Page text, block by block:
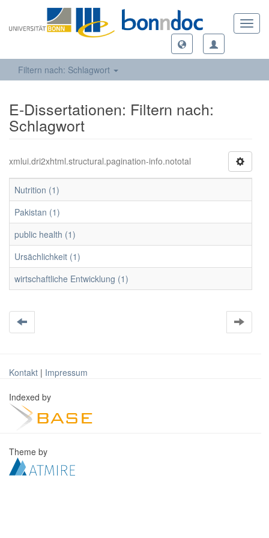
Filtern nach: Schlagwort
E-Dissertationen: Filtern nach:
Schlagwort
xmlui.dri2xhtml.structural.pagination-info.nototal
Nutrition (1)
Pakistan (1)
public health (1)
Ursächlichkeit (1)
wirtschaftliche Entwicklung (1)
Kontakt | Impressum
Indexed by
Theme by